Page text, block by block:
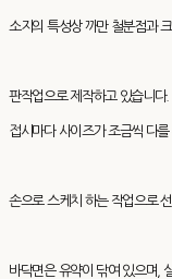
소지의 특성상 까만 철분점과
판작업으로 제작하고 있습니다.
접시마다 사이즈가 조금씩 다
손으로 스케치 하는 작업으로
바닥면은 유약이 닦여 있으며,